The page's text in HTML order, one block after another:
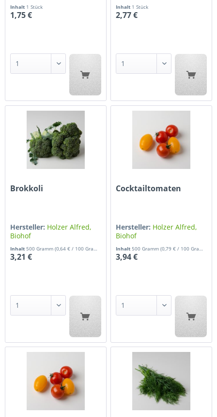
Inhalt 1 Stück
1,75 €
Inhalt 1 Stück
2,77 €
Brokkoli
Hersteller: Holzer Alfred,
Biohof
Inhalt 500 Gramm(0,64 € / 100 Gramm)
3,21 €
Cocktailtomaten
Hersteller: Holzer Alfred,
Biohof
Inhalt 500 Gramm(0,79 € / 100 Gramm)
3,94 €